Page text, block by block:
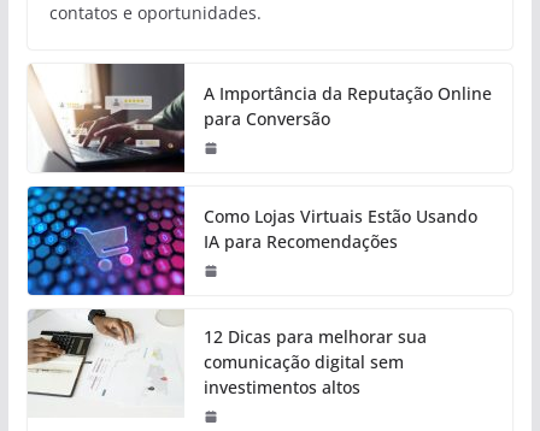
contatos e oportunidades.
A Importância da Reputação Online
para Conversão
Como Lojas Virtuais Estão Usando
IA para Recomendações
12 Dicas para melhorar sua
comunicação digital sem
investimentos altos